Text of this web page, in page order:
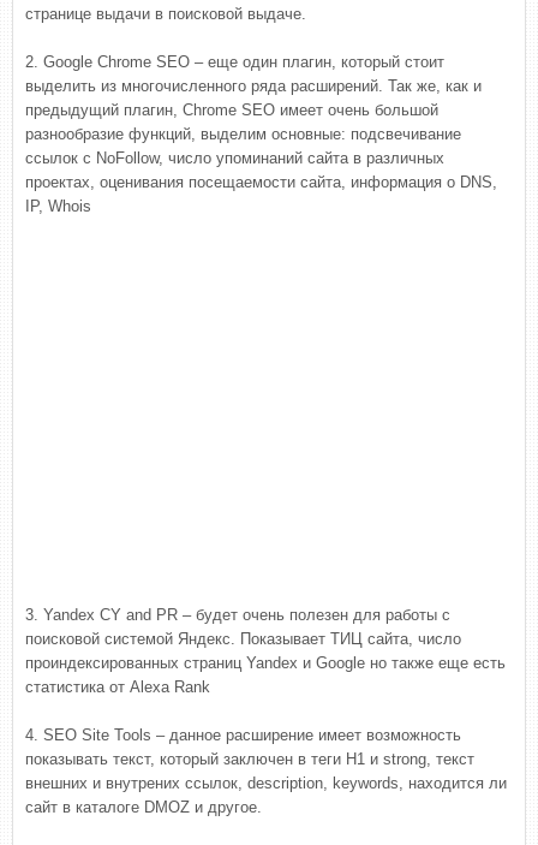
странице выдачи в поисковой выдаче.
2. Google Chrome SEO – еще один плагин, который стоит
выделить из многочисленного ряда расширений. Так же, как и
предыдущий плагин, Chrome SEO имеет очень большой
разнообразие функций, выделим основные: подсвечивание
ссылок с NoFollow, число упоминаний сайта в различных
проектах, оценивания посещаемости сайта, информация о DNS,
IP, Whois
3. Yandex CY and PR – будет очень полезен для работы с
поисковой системой Яндекс. Показывает ТИЦ сайта, число
проиндексированных страниц Yandex и Google но также еще есть
статистика от Alexa Rank
4. SEO Site Tools – данное расширение имеет возможность
показывать текст, который заключен в теги H1 и strong, текст
внешних и внутрених ссылок, description, keywords, находится ли
сайт в каталоге DMOZ и другое.